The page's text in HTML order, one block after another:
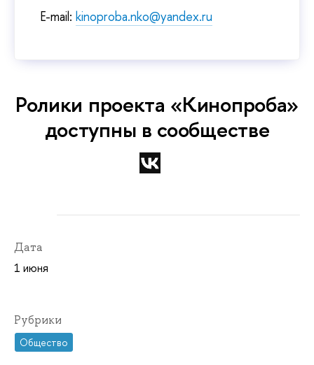
E-mail: kinoproba.nko@yandex.ru
Ролики проекта «Кинопроба»
доступны в сообществе
Дата
1 июня
Рубрики
Общество